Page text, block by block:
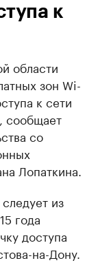
к
области
зон Wi-
к сети
сообщает
со
Лопаткина.
из
года
доступа
на-Дону.